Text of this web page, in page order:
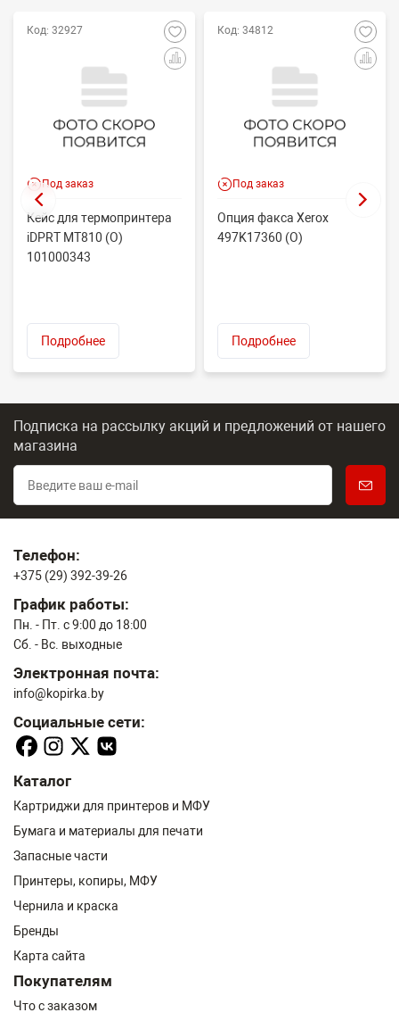
Код: 32927
Под заказ
Кейс для термопринтера
iDPRT MT810 (O)
101000343
Подробнее
Код: 34812
Под заказ
Опция факса Xerox
497K17360 (O)
Подробнее
Подписка на рассылку акций и предложений от нашего
магазина
Телефон:
+375 (29) 392-39-26
График работы:
Пн. - Пт. с 9:00 до 18:00
Сб. - Вс. выходные
Электронная почта:
info@kopirka.by
Социальные сети:
Каталог
Картриджи для принтеров и МФУ
Бумага и материалы для печати
Запасные части
Принтеры, копиры, МФУ
Чернила и краска
Бренды
Карта сайта
Покупателям
Что с заказом